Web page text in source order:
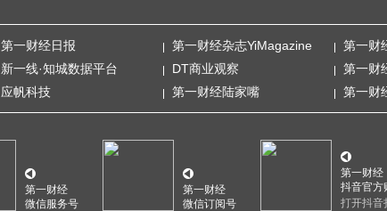
第一财经日报 第一财经杂志YiMagazine 第一财
新一线·知城数据平台 DT商业观察 第一财
应帆科技 第一财经陆家嘴 第一财
第一财经
微信服务号
第一财经
微信订阅号
第一财经
抖音官方
打开抖音